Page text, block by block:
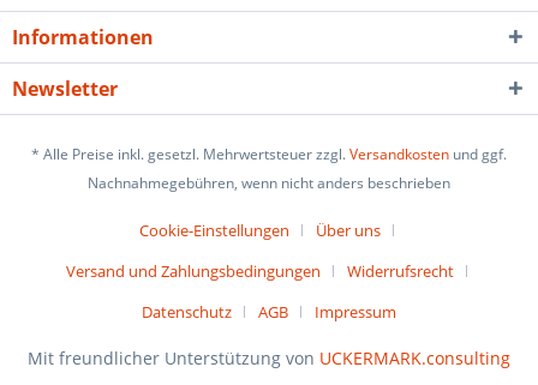
Informationen
Newsletter
* Alle Preise inkl. gesetzl. Mehrwertsteuer zzgl.Versandkosten und ggf.
Nachnahmegebühren, wenn nicht anders beschrieben
Cookie-Einstellungen
Über uns
Versand und Zahlungsbedingungen
Widerrufsrecht
Datenschutz
AGB Impressum
Mit freundlicher Unterstützung von UCKERMARK.consulting